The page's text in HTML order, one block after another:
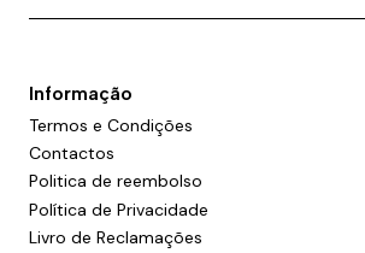
Informação
Termos e Condições
Contactos
Politica de reembolso
Política de Privacidade
Livro de Reclamações